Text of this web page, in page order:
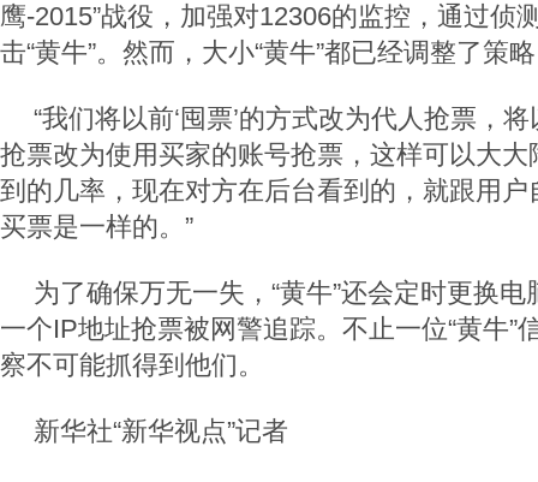
鹰-2015”战役，加强对12306的监控，通过侦
击“黄牛”。然而，大小“黄牛”都已经调整了策
“我们将以前‘囤票’的方式改为代人抢票，
抢票改为使用买家的账号抢票，这样可以大
到的几率，现在对方在后台看到的，就跟用
买票是一样的。”
为了确保万无一失，“黄牛”还会定时更换
一个IP地址抢票被网警追踪。不止一位“黄牛”
察不可能抓得到他们。
新华社“新华视点”记者